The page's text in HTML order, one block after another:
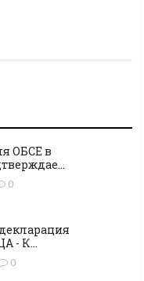
ОБСЕ в
0
- К...
0